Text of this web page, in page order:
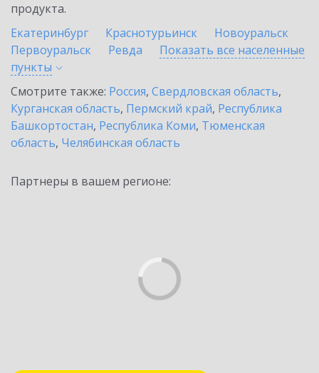
продукта.
Екатеринбург
Краснотурьинск
Новоуральск
Первоуральск
Ревда
Показать все населенные
пункты
Смотрите также: Россия, Свердловская область,
Курганская область, Пермский край, Республика
Башкортостан, Республика Коми, Тюменская
область, Челябинская область
Партнеры в вашем регионе: